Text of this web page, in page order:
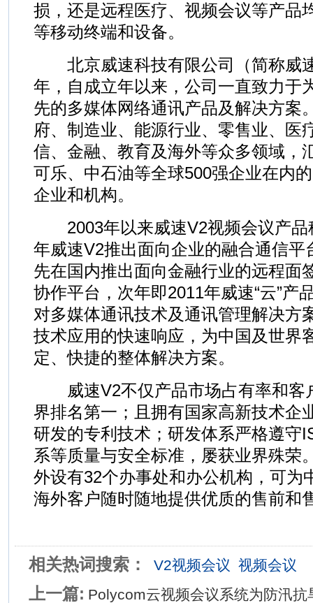
损，还是远程医疗、视频会议等产品
等移动终端和设备。
北京威速科技有限公司（简称威
年，自成立年以来，公司一直致力于
先的多媒体网络通讯产品及解决方案
府、制造业、能源行业、零售业、医
信、金融、教育及海外等众多领域，
可乐、中石油等全球500强企业在内
企业和机构。
2003年以来威速V2视频会议产品
年威速V2推出面向企业的融合通信平
先在国内推出面向金融行业的远程面
协作平台，次年即2011年威速“云”产
对多媒体通讯技术及通讯管理解决方
技术应用的快速响应，为中国及世界
定、快捷的整体解决方案。
威速V2不仅产品市场占有率和客
界排名第一；且拥有国家高新技术企
研发的专利技术；研发体系严格遵守
系等质量与安全标准，屡获业界殊荣
外设有32个办事处和办公机构，可为
海外客户随时随地提供优质的售前和
相关热词搜索： V2视频会议 视频会议
上一篇: Polycom云视频会议系统为防汛